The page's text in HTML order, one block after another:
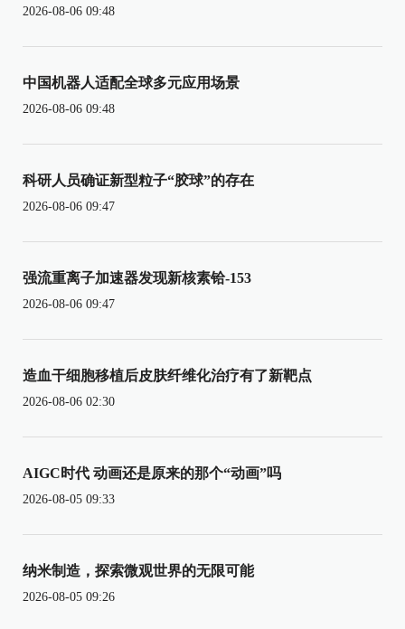
2026-08-06 09:48
中国机器人适配全球多元应用场景
2026-08-06 09:48
科研人员确证新型粒子“胶球”的存在
2026-08-06 09:47
强流重离子加速器发现新核素铪-153
2026-08-06 09:47
造血干细胞移植后皮肤纤维化治疗有了新靶点
2026-08-06 02:30
AIGC时代 动画还是原来的那个“动画”吗
2026-08-05 09:33
纳米制造，探索微观世界的无限可能
2026-08-05 09:26